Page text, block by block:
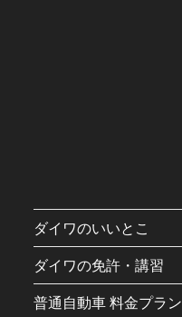
ダイワのいいとこ
ダイワの免許・講習
普通自動車 料金プラン